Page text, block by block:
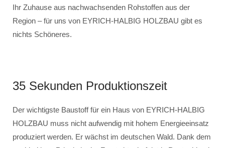
Ihr Zuhause aus nachwachsenden Rohstoffen aus der
Region – für uns von EYRICH-HALBIG HOLZBAU gibt es
nichts Schöneres.
35 Sekunden Produktionszeit
Der wichtigste Baustoff für ein Haus von EYRICH-HALBIG
HOLZBAU muss nicht aufwendig mit hohem Energieeinsatz
produziert werden. Er wächst im deutschen Wald. Dank dem